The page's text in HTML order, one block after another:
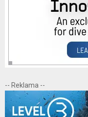
-- Reklama --